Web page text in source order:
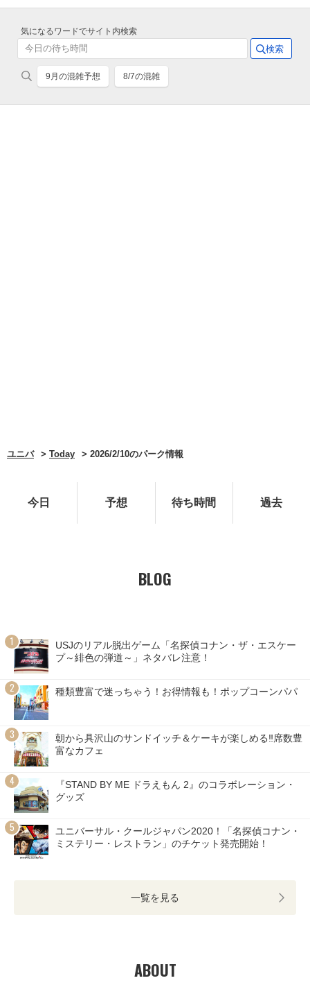
気になるワードでサイト内検索
9月の混雑予想 8/7の混雑
ユニバ Today 2026/2/10のパーク情報
今日 予想 待ち時間 過去
BLOG
USJのリアル脱出ゲーム「名探偵コナン・ザ・エスケー
プ～緋色の弾道～」ネタバレ注意！
種類豊富で迷っちゃう！お得情報も！ポップコーンパパ
朝から具沢山のサンドイッチ＆ケーキが楽しめる‼席数豊
富なカフェ
『STAND BY ME ドラえもん 2』のコラボレーション・
グッズ
ユニバーサル・クールジャパン2020！「名探偵コナン・
ミステリー・レストラン」のチケット発売開始！
一覧を見る
ABOUT